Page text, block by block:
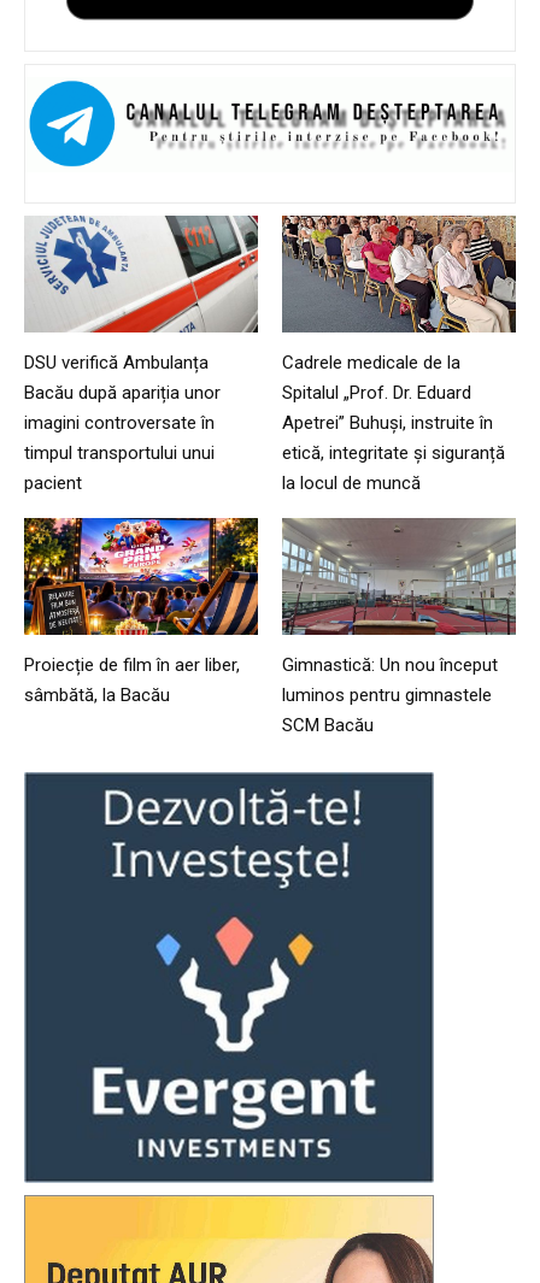
DSU verifică Ambulanța
Bacău după apariția unor
imagini controversate în
timpul transportului unui
pacient
Cadrele medicale de la
Spitalul „Prof. Dr. Eduard
Apetrei” Buhuși, instruite în
etică, integritate și siguranță
la locul de muncă
Proiecție de film în aer liber,
sâmbătă, la Bacău
Gimnastică: Un nou început
luminos pentru gimnastele
SCM Bacău